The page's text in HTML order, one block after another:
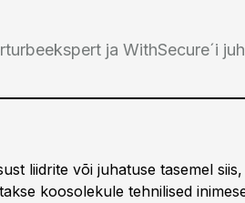
ja WithSecure´i
liidrite või juhatuse tasemel
koosolekule tehnilised